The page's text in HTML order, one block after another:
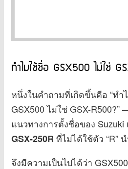
ทำไมใช้ชื่อ GSX500 ไม่ใช่
หนึ่งในคำถามที่เกิดขึ้นคือ “ทำ
GSX500 ไม่ใช่ GSX-
แนวทางการตั้งชื่อของ Suzuki
GSX-250R ที่ไม่ได้ใช้ตัว “R”
จึงมีความเป็นไปได้ว่า